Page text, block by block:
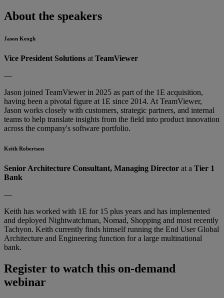
About the speakers
Jason Keogh
Vice President Solutions at TeamViewer
—
Jason joined TeamViewer in 2025 as part of the 1E acquisition,
having been a pivotal figure at 1E since 2014. At TeamViewer,
Jason works closely with customers, strategic partners, and internal
teams to help translate insights from the field into product innovation
across the company's software portfolio.
Keith Robertson
Senior Architecture Consultant, Managing Director at a Tier 1
Bank
—
Keith has worked with 1E for 15 plus years and has implemented
and deployed Nightwatchman, Nomad, Shopping and most recently
Tachyon. Keith currently finds himself running the End User Global
Architecture and Engineering function for a large multinational
bank.
Register to watch this on-demand
webinar